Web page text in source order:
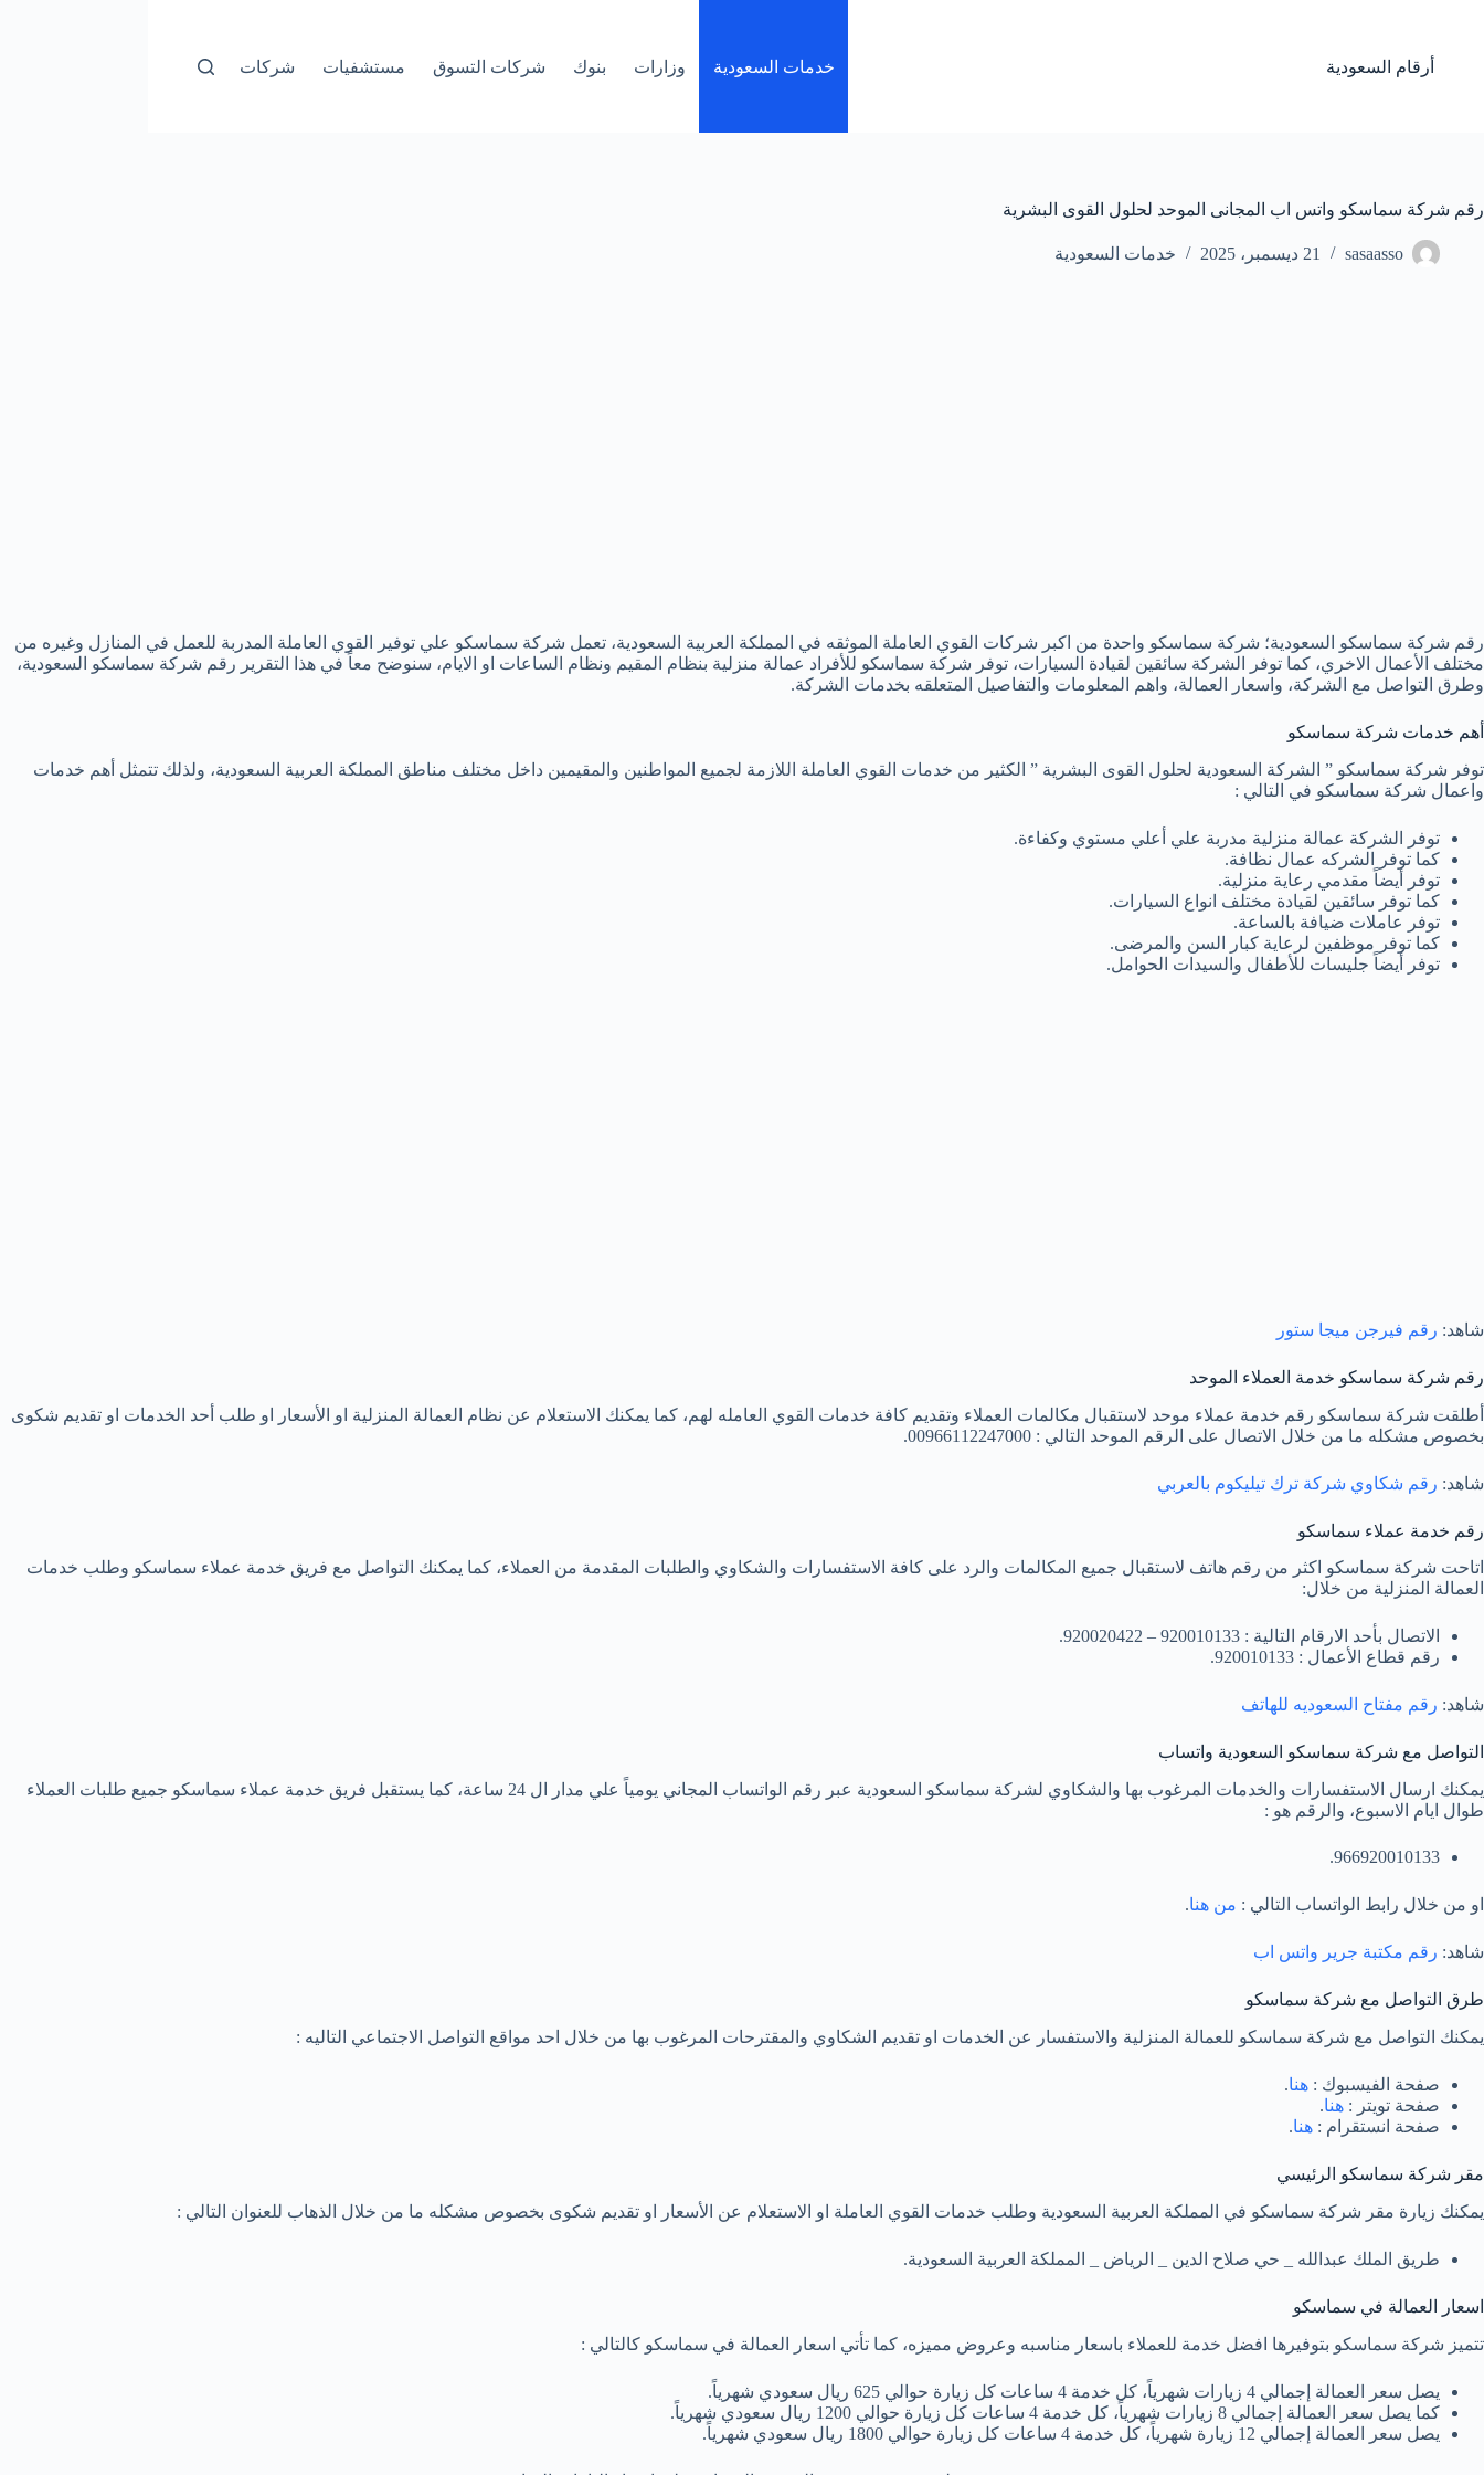
المحتوى
أرقام السعودية خدمات السعودية وزارات بنوك شركات التسوق مستشفيات شركات
رقم شركة سماسكو واتس اب المجانى الموحد لحلول القوى البشرية
sasaasso 21 ديسمبر، 2025 خدمات السعودية
رقم شركة سماسكو السعودية؛ شركة سماسكو واحدة من اكبر شركات القوي العاملة الموثقه في المملكة العربية السعودية، تعمل شركة سماسكو علي توفير القوي العاملة المدربة للعمل في المنازل وغيره من
مختلف الأعمال الاخري، كما توفر الشركة سائقين لقيادة السيارات، توفر شركة سماسكو للأفراد عمالة منزلية بنظام المقيم ونظام الساعات او الايام، سنوضح معاً في هذا التقرير رقم شركة سماسكو السعودية،
وطرق التواصل مع الشركة، واسعار العمالة، واهم المعلومات والتفاصيل المتعلقه بخدمات الشركة.
أهم خدمات شركة سماسكو
توفر شركة سماسكو ” الشركة السعودية لحلول القوى البشرية ” الكثير من خدمات القوي العاملة اللازمة لجميع المواطنين والمقيمين داخل مختلف مناطق المملكة العربية السعودية، ولذلك تتمثل أهم خدمات
واعمال شركة سماسكو في التالي :
توفر الشركة عمالة منزلية مدربة علي أعلي مستوي وكفاءة.
كما توفر الشركه عمال نظافة.
توفر أيضاً مقدمي رعاية منزلية.
كما توفر سائقين لقيادة مختلف انواع السيارات.
توفر عاملات ضيافة بالساعة.
كما توفر موظفين لرعاية كبار السن والمرضى.
توفر أيضاً جليسات للأطفال والسيدات الحوامل.
شاهد: رقم فيرجن ميجا ستور
رقم شركة سماسكو خدمة العملاء الموحد
أطلقت شركة سماسكو رقم خدمة عملاء موحد لاستقبال مكالمات العملاء وتقديم كافة خدمات القوي العامله لهم، كما يمكنك الاستعلام عن نظام العمالة المنزلية او الأسعار او طلب أحد الخدمات او تقديم شكوى
بخصوص مشكله ما من خلال الاتصال على الرقم الموحد التالي : 00966112247000.
شاهد: رقم شكاوي شركة ترك تيليكوم بالعربي
رقم خدمة عملاء سماسكو
اتاحت شركة سماسكو اكثر من رقم هاتف لاستقبال جميع المكالمات والرد على كافة الاستفسارات والشكاوي والطلبات المقدمة من العملاء، كما يمكنك التواصل مع فريق خدمة عملاء سماسكو وطلب خدمات
العمالة المنزلية من خلال:
الاتصال بأحد الارقام التالية : 920010133 – 920020422.
رقم قطاع الأعمال : 920010133.
شاهد: رقم مفتاح السعوديه للهاتف
التواصل مع شركة سماسكو السعودية واتساب
يمكنك ارسال الاستفسارات والخدمات المرغوب بها والشكاوي لشركة سماسكو السعودية عبر رقم الواتساب المجاني يومياً علي مدار ال 24 ساعة، كما يستقبل فريق خدمة عملاء سماسكو جميع طلبات العملاء
طوال ايام الاسبوع، والرقم هو :
966920010133.
او من خلال رابط الواتساب التالي : من هنا.
شاهد: رقم مكتبة جرير واتس اب
طرق التواصل مع شركة سماسكو
يمكنك التواصل مع شركة سماسكو للعمالة المنزلية والاستفسار عن الخدمات او تقديم الشكاوي والمقترحات المرغوب بها من خلال احد مواقع التواصل الاجتماعي التاليه :
صفحة الفيسبوك : هنا.
صفحة تويتر : هنا.
صفحة انستقرام : هنا.
مقر شركة سماسكو الرئيسي
يمكنك زيارة مقر شركة سماسكو في المملكة العربية السعودية وطلب خدمات القوي العاملة او الاستعلام عن الأسعار او تقديم شكوى بخصوص مشكله ما من خلال الذهاب للعنوان التالي :
طريق الملك عبدالله _ حي صلاح الدين _ الرياض _ المملكة العربية السعودية.
اسعار العمالة في سماسكو
تتميز شركة سماسكو بتوفيرها افضل خدمة للعملاء باسعار مناسبه وعروض مميزه، كما تأتي اسعار العمالة في سماسكو كالتالي :
يصل سعر العمالة إجمالي 4 زيارات شهرياً، كل خدمة 4 ساعات كل زيارة حوالي 625 ريال سعودي شهرياً.
كما يصل سعر العمالة إجمالي 8 زيارات شهرياً، كل خدمة 4 ساعات كل زيارة حوالي 1200 ريال سعودي شهرياً.
يصل سعر العمالة إجمالي 12 زيارة شهرياً، كل خدمة 4 ساعات كل زيارة حوالي 1800 ريال سعودي شهرياً.